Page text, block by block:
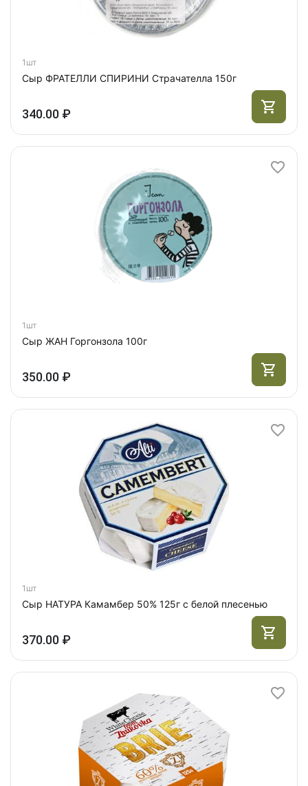
1шт
Сыр ФРАТЕЛЛИ СПИРИНИ Страчателла 150г
340.00 ₽
1шт
Сыр ЖАН Горгонзола 100г
350.00 ₽
1шт
Сыр НАТУРА Камамбер 50% 125г с белой плесенью
370.00 ₽